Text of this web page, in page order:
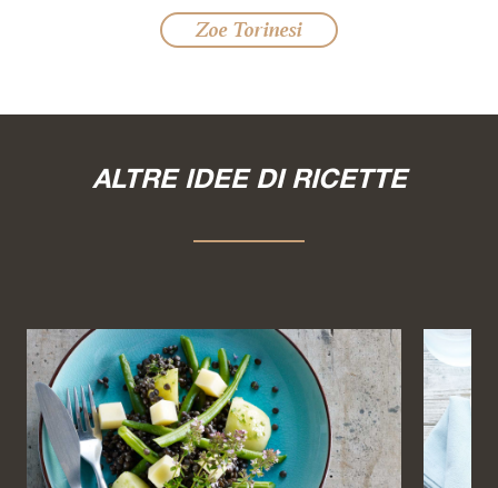
Zoe Torinesi
ALTRE IDEE DI RICETTE